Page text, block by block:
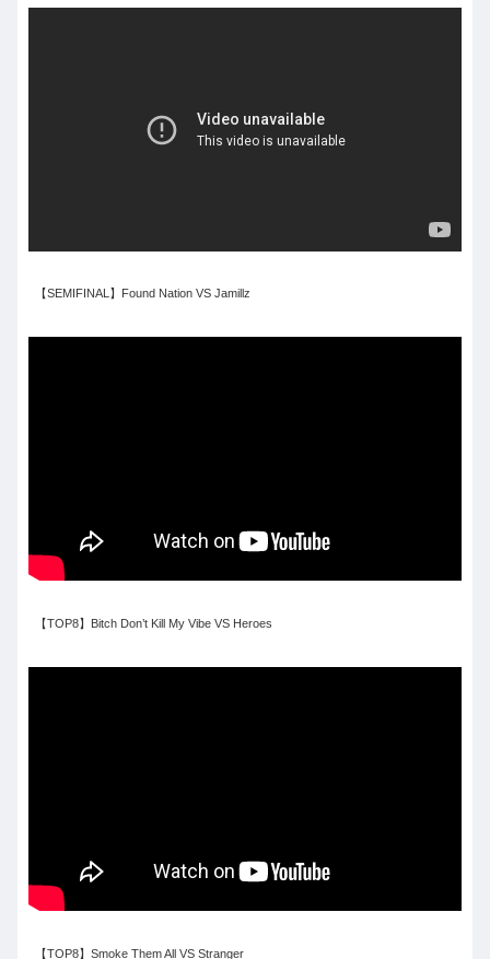
【SEMIFINAL】Found Nation VS Jamillz
【TOP8】Bitch Don’t Kill My Vibe VS Heroes
【TOP8】Smoke Them All VS Stranger